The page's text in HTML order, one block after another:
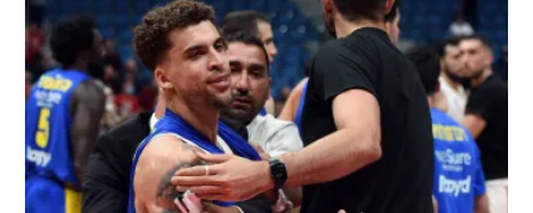
VOD
רץ ברשת
נבחרת ישראל
מכבי חיפה
בית"ר ירושלים
מכבי תל אביב
ליגה ספרדית
ליגה איטלקית
ליגה צרפתית
כדורסל נשים
מכבי תל אביב
הפועל חולון
הפועל ירושלים
יורוליג
יורוקאפ
טניס
כדוריד
כדורעף